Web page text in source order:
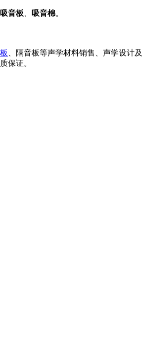
音板 吸音棉。
、隔音板等声学材料销售、声学设计
保证。